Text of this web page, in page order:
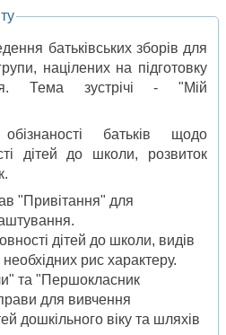
батьківських зборів для
націлених на підготовку
Тема зустрічі - "Мій
батьків щодо
дітей до школи, розвиток
"Привітання" для
дітей до школи, видів
необхідних рис характеру.
та "Першокласник
для вивчення
дошкільного віку та шляхів